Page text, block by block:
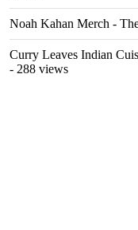
Noah Kahan Merch -
Curry Leaves Indian
- 288 views